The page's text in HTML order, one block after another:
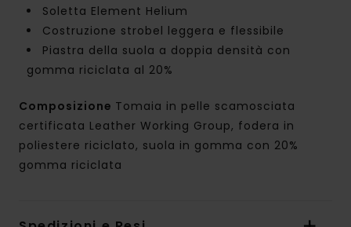
Soletta Element Helium
Costruzione strobel leggera e flessibile
Piastra della suola a doppia densità con
gomma riciclata al 20%
Composizione Tomaia in pelle scamosciata
certificata Leather Working Group, fodera in
poliestere riciclato, suola in gomma con 20%
gomma riciclata